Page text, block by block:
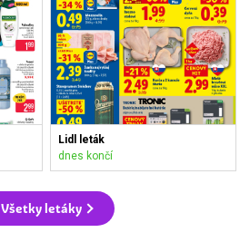
Lidl leták
dnes končí
Všetky letáky